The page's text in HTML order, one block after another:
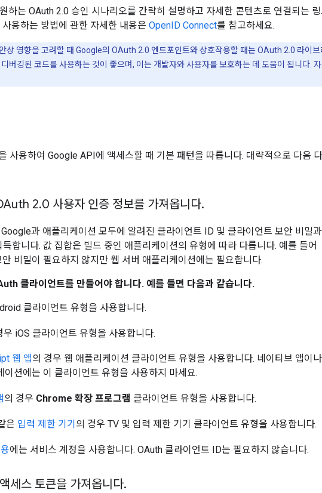
하는 OAuth 2.0 승인 시나리오를 간략히 설명하고 자세한 콘텐츠로 연결되는
용하는 방법에 관한 자세한 내용은 OpenID Connect를 참고하세요.
상 영향을 고려할 때 Google의 OAuth 2.0 엔드포인트와 상호작용할 때는 OAuth 2.0 라이브
버깅된 코드를 사용하는 것이 좋으며, 이는 개발자와 사용자를 보호하는 데 도움이 됩니다.
사용하여 Google API에 액세스할 때 기본 패턴을 따릅니다. 대략적으로 다음
2.0 사용자 인증 정보를 가져옵니다.
과 애플리케이션 모두에 알려진 클라이언트 ID 및 클라이언트 보안 비밀
합니다. 값 집합은 빌드 중인 애플리케이션의 유형에 따라 다릅니다. 예를 들어
비밀이 필요하지 않지만 웹 서버 애플리케이션에는 필요합니다.
클라이언트를 만들어야 합니다. 예를 들면 다음과 같습니다.
클라이언트 유형을 사용합니다.
우 iOS 클라이언트 유형을 사용합니다.
웹 앱의 경우 웹 애플리케이션 클라이언트 유형을 사용합니다. 네이티브 앱이
이션에는 이 클라이언트 유형을 사용하지 마세요.
의 경우 Chrome 확장 프로그램 클라이언트 유형을 사용합니다.
은 입력 제한 기기 의 경우 TV 및 입력 제한 기기 클라이언트 유형을 사용합니다.
에는 서비스 계정을 사용합니다. OAuth 클라이언트 ID는 필요하지 않습니다.
세스 토큰을 가져옵니다.